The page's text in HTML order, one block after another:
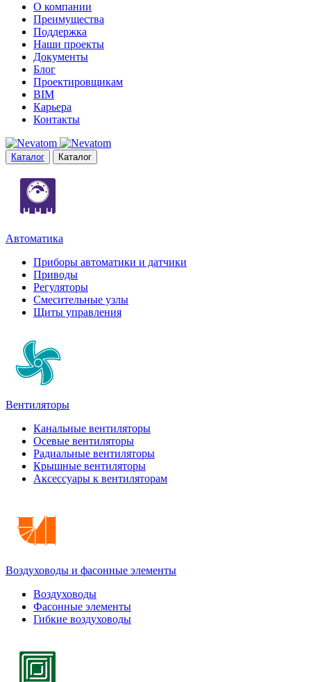
О компании
Преимущества
Поддержка
Наши проекты
Документы
Блог
Проектировщикам
BIM
Карьера
Контакты
Каталог Каталог
Автоматика
Приборы автоматики и датчики
Приводы
Регуляторы
Смесительные узлы
Щиты управления
Вентиляторы
Канальные вентиляторы
Осевые вентиляторы
Радиальные вентиляторы
Крышные вентиляторы
Аксессуары к вентиляторам
Воздуховоды и фасонные элементы
Воздуховоды
Фасонные элементы
Гибкие воздуховоды